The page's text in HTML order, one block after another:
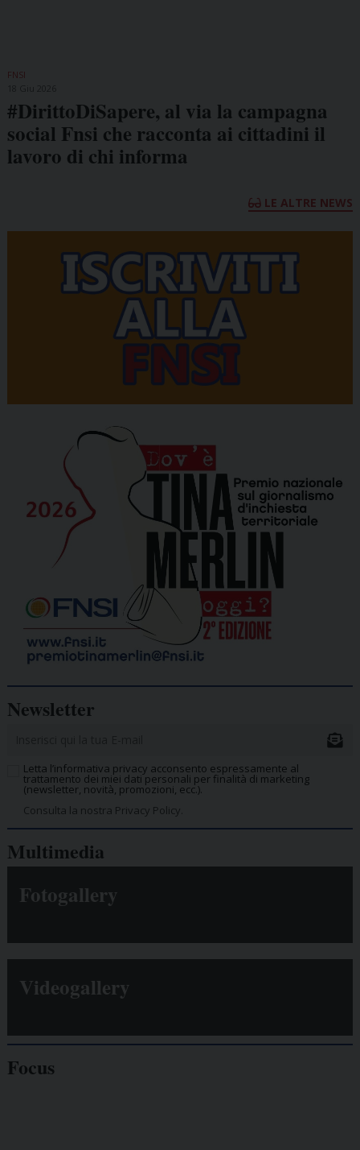
FNSI
#DirittoDiSapere, al via la campagna
social Fnsi che racconta ai cittadini il
lavoro di chi informa
LE ALTRE NEWS
Newsletter
Letta l’informativa privacy acconsento espressamente al
trattamento dei miei dati personali per finalità di marketing
(newsletter, novità, promozioni, ecc.).
Consulta la nostra Privacy Policy.
Multimedia
Fotogallery
Videogallery
Focus